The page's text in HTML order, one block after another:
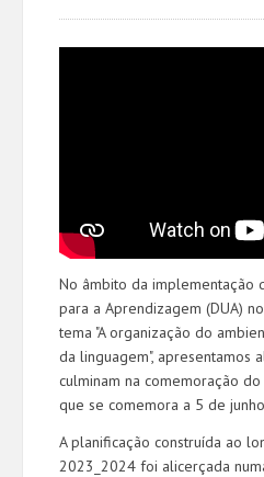
No âmbito da implementação
para a Aprendizagem (DUA)
tema "A organização do
da linguagem", apresentamos
culminam na comemoração
que se comemora a 5 de
A planificação construída ao
2023_2024 foi alicerçada